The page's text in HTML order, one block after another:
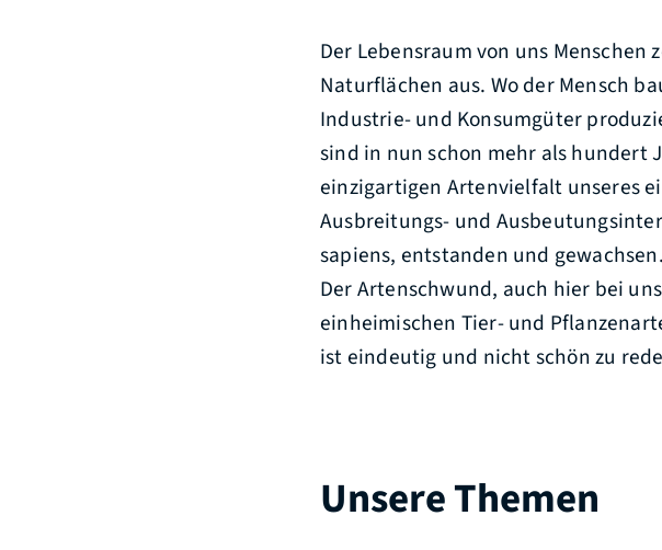
Der Lebensraum von uns
Naturflächen aus. Wo der Mensch
Industrie- und Konsumgüter
sind in nun schon mehr als hundert
einzigartigen Artenvielfalt unseres
Ausbreitungs- und
sapiens, entstanden und gewachsen.
Der Artenschwund, auch hier bei
einheimischen Tier- und
ist eindeutig und nicht schön zu
Unsere Themen